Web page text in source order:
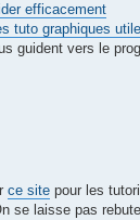
efficacement
tuto graphiques
guident vers le
ce sitepour les
se laisse pas